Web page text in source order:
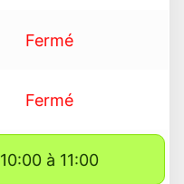
Fermé
Fermé
10:00 à 11:00